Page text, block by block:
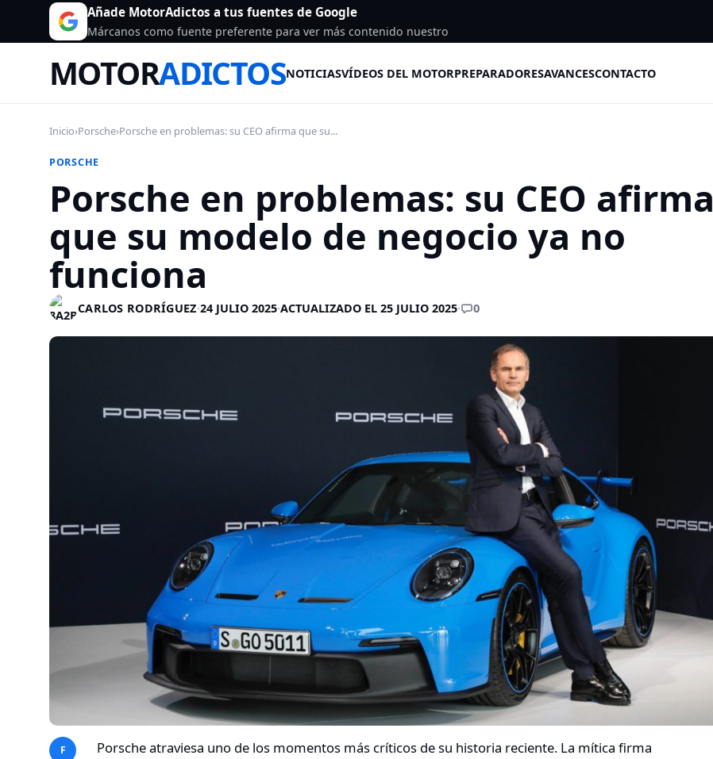
Añade MotorAdictos a tus fuentes de Google
Márcanos como fuente preferente para ver más contenido nuestro
MOTORADICTOSNOTICIASVÍDEOS DEL MOTORPREPARADORESAVANCESCONTACTO
Inicio›Porsche›Porsche en problemas: su CEO afirma que su...
PORSCHE
Porsche en problemas: su CEO afirma
que su modelo de negocio ya no
funciona
CARLOS RODRÍGUEZ·24 JULIO 2025·ACTUALIZADO EL 25 JULIO 2025· 0
F
Porsche atraviesa uno de los momentos más críticos de su historia reciente. La mítica firma